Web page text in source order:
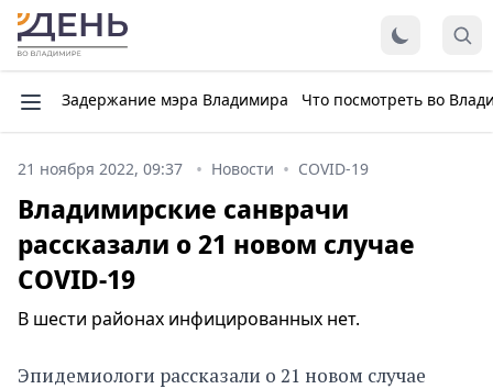
Задержание мэра Владимира Что посмотреть во
21 ноября 2022, 09:37 Новости COVID-19
Владимирские санврачи
рассказали о 21 новом случае
COVID-19
В шести районах инфицированных нет.
Эпидемиологи рассказали о 21 новом случае